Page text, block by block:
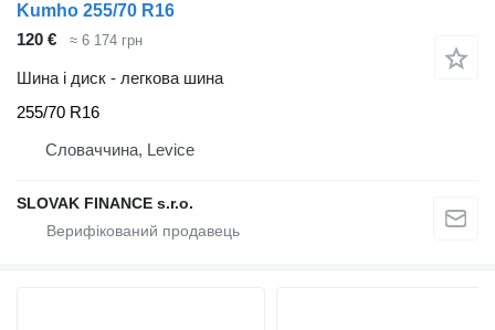
Kumho 255/70 R16
120 €
≈ 6 174 грн
Шина і диск - легкова шина
255/70 R16
Словаччина, Levice
SLOVAK FINANCE s.r.o.